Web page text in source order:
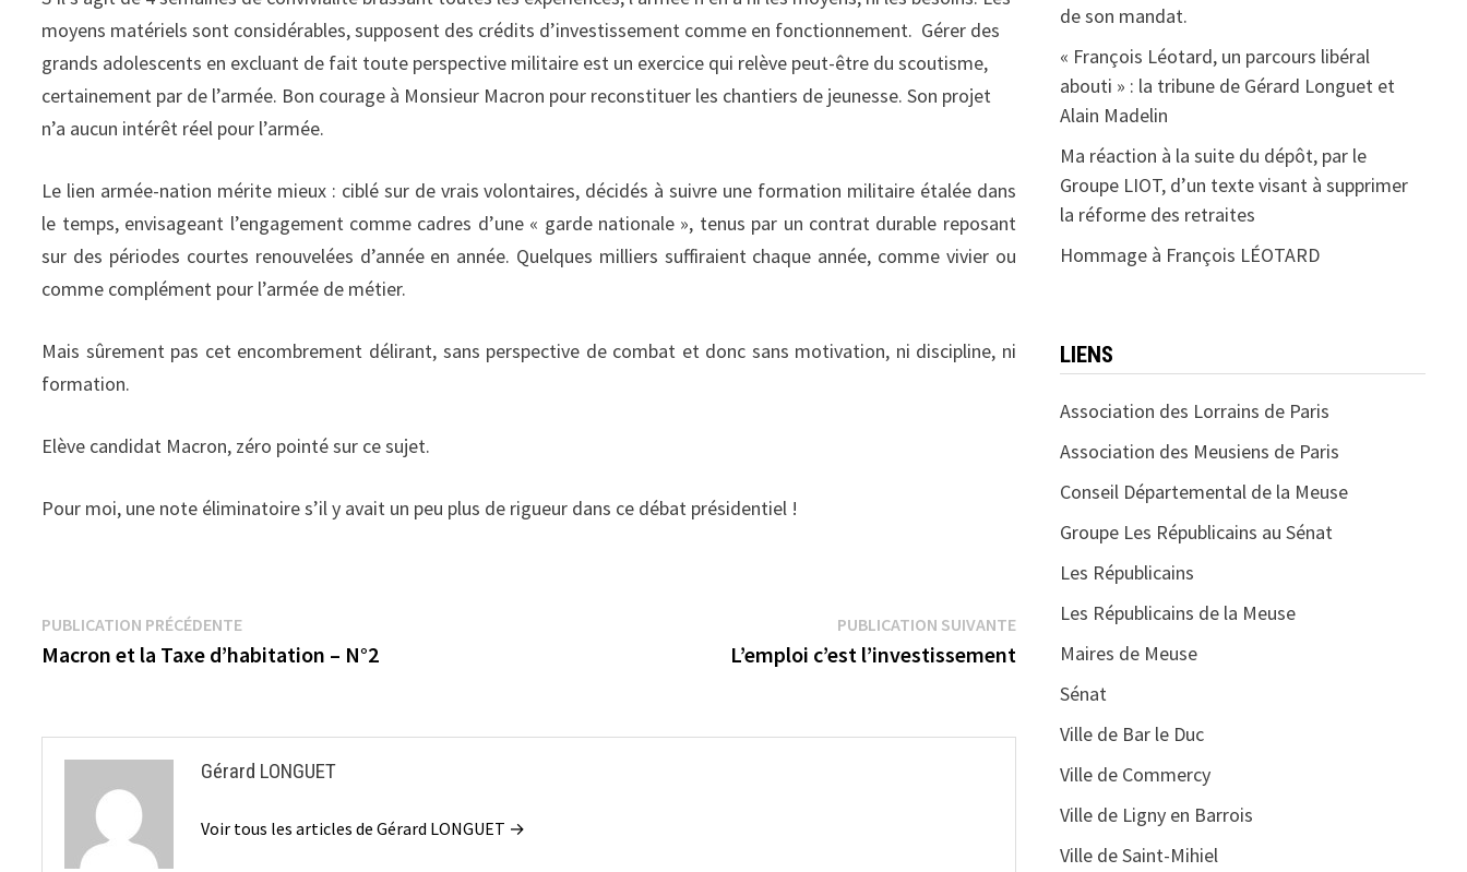
moyens matériels sont considérables, supposent des crédits d’investissement comme en fonctionnement. Gérer des
grands adolescents en excluant de fait toute perspective militaire est un exercice qui relève peut-être du scoutisme,
certainement par de l’armée. Bon courage à Monsieur Macron pour reconstituer les chantiers de jeunesse. Son projet
n’a aucun intérêt réel pour l’armée.
Le lien armée-nation mérite mieux : ciblé sur de vrais volontaires, décidés à suivre une formation militaire étalée dans
le temps, envisageant l’engagement comme cadres d’une « garde nationale », tenus par un contrat durable reposant
sur des périodes courtes renouvelées d’année en année. Quelques milliers suffiraient chaque année, comme vivier ou
comme complément pour l’armée de métier.
Mais sûrement pas cet encombrement délirant, sans perspective de combat et donc sans motivation, ni discipline, ni
formation.
Elève candidat Macron, zéro pointé sur ce sujet.
Pour moi, une note éliminatoire s’il y avait un peu plus de rigueur dans ce débat présidentiel !
Navigation
de
PUBLICATION PRÉCÉDENTEPublication
précédente :
Macron et la Taxe d’habitation – N°2
PUBLICATION SUIVANTEPublication
suivante :
L’emploi c’est l’investissement
Gérard LONGUET
Voir tous les articles de Gérard LONGUET →
de son mandat.
« François Léotard, un parcours libéral
abouti » : la tribune de Gérard Longuet et
Alain Madelin
Ma réaction à la suite du dépôt, par le
Groupe LIOT, d’un texte visant à supprimer
la réforme des retraites
Hommage à François LÉOTARD
LIENS
Association des Lorrains de Paris
Association des Meusiens de Paris
Conseil Départemental de la Meuse
Groupe Les Républicains au Sénat
Les Républicains
Les Républicains de la Meuse
Maires de Meuse
Sénat
Ville de Bar le Duc
Ville de Commercy
Ville de Ligny en Barrois
Ville de Saint-Mihiel